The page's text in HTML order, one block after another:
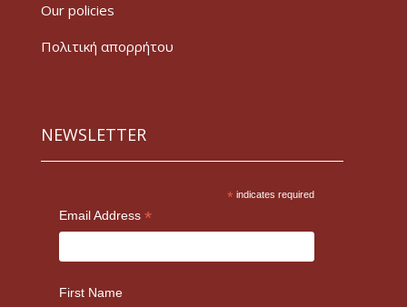
Our policies
Πολιτική απορρήτου
NEWSLETTER
* indicates required
Email Address *
First Name